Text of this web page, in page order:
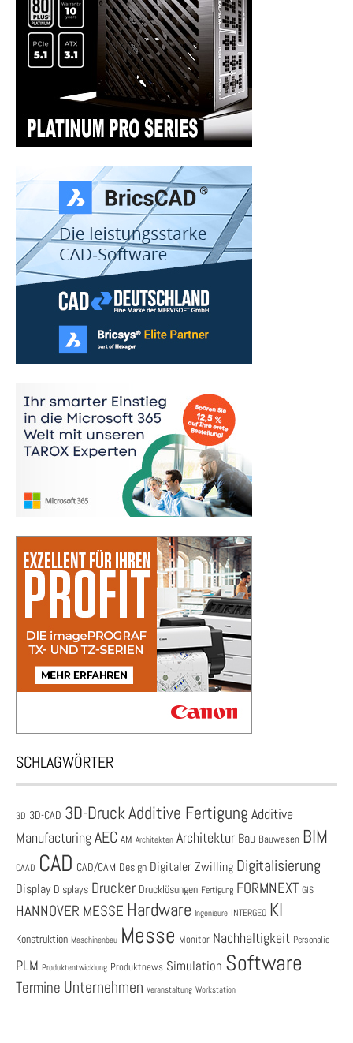
SCHLAGWÖRTER
3D 3D-CAD 3D-DruckAdditive Fertigung Additive
ManufacturingAEC AM Architekten Architektur Bau Bauwesen BIM
CAAD CAD CAD/CAM Design Digitaler Zwilling Digitalisierung
Display Displays Drucker Drucklösungen Fertigung FORMNEXT GIS
HANNOVER MESSE Hardware Ingenieure INTERGEO KI
Konstruktion Maschinenbau Messe Monitor Nachhaltigkeit Personalie
PLM Produktentwicklung Produktnews Simulation Software
Termine Unternehmen Veranstaltung Workstation